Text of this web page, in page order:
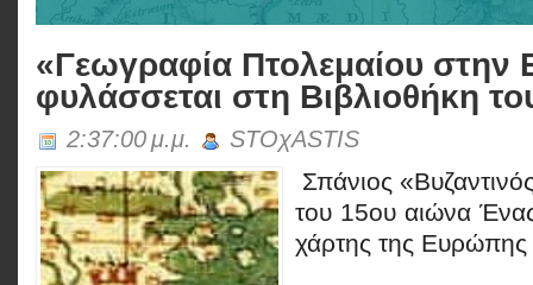
«Γεωγραφία Πτολεμαίου στην
φυλάσσεται στη Βιβλιοθήκη
2:37:00 μ.μ. STOχASTIS
Σπάνιος
του 15ου αιώνα
χάρτης της Ευρώπης